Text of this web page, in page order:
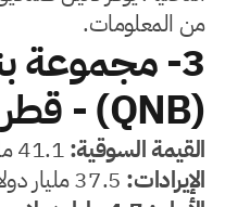
من المعلومات.
3- مجموعة
(QNB) - قطر
القيمة السوقية:
الإيرادات: